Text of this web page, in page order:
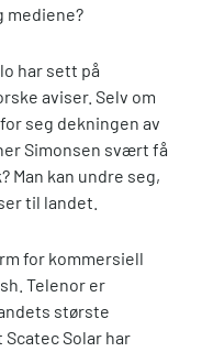
mediene?
har sett på
aviser. Selv om
seg dekningen av
Simonsen svært få
Man kan undre seg,
til landet.
for kommersiell
Telenor er
største
Solar har